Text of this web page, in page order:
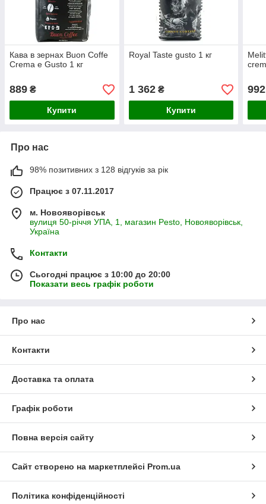
Кава в зернах Buon Coffe
Crema e Gusto 1 кг
889 ₴
Купити
Royal Taste gusto 1 кг
1 362₴
Купити
992
Про нас
98% позитивних з 128 відгуків за рік
Працює з 07.11.2017
м. Новояворівськ
вулиця 50-річчя УПА, 1, магазин Pesto, Новояворівськ,
Україна
Контакти
Сьогодні працює з 10:00 до 20:00
Показати весь графік роботи
Про нас
Контакти
Доставка та оплата
Графік роботи
Повна версія сайту
Сайт створено на маркетплейсі Prom.ua
Політика конфіденційності